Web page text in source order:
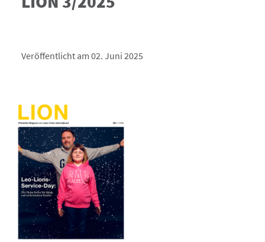
Veröffentlicht am 02. Juni 2025